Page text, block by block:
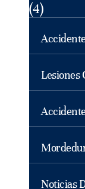
(4)
Lesiones
Noticias